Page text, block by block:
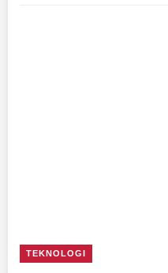
TEKNOLOGI